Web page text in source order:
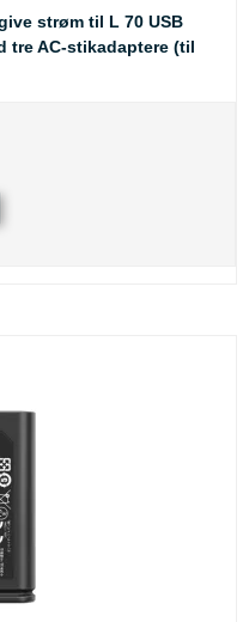
strøm til L 70 USB
tre AC-stikadaptere (til